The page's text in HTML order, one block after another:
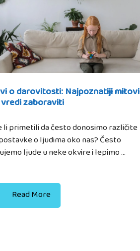
o darovitosti: Najpoznatiji mitovi
zaboraviti
primetili da često donosimo različite
o ljudima oko nas? Često
ljude u neke okvire i lepimo …
Read More